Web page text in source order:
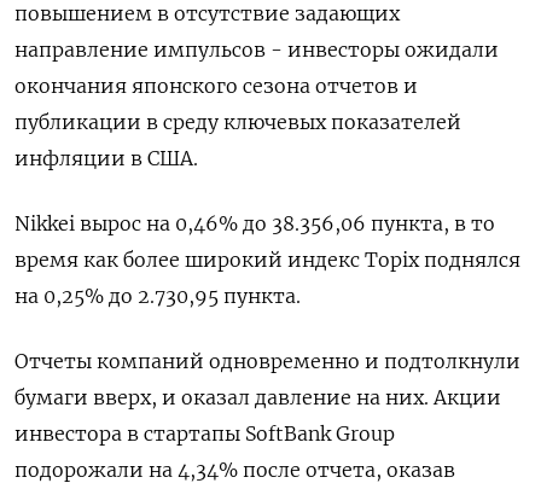
повышением в отсутствие задающих
направление импульсов - инвесторы ожидали
окончания японского сезона отчетов и
публикации в среду ключевых показателей
инфляции в США.
Nikkei вырос на 0,46% до 38.356,06 пункта, в то
время как более широкий индекс Topix поднялся
на 0,25% до 2.730,95 пункта.
Отчеты компаний одновременно и подтолкнули
бумаги вверх, и оказал давление на них. Акции
инвестора в стартапы SoftBank Group
подорожали на 4,34% после отчета, оказав